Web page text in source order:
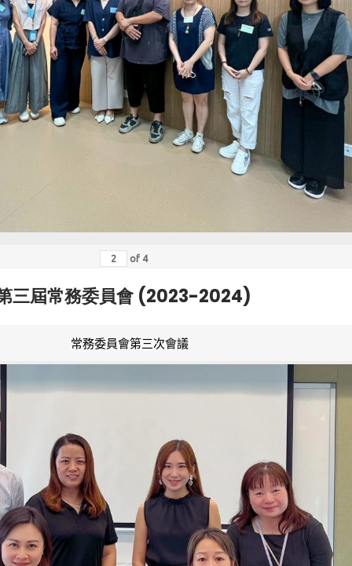
of 4
三屆常務委員會 (2023-2024)
常務委員會第三次會議